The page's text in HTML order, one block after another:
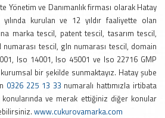
Yönetim ve Danımanlık firması olarak Hatay
kurulan ve 12 yıldır faaliyette olan
marka tescil, patent tescil, tasarım tescil,
tescil, gln numarası tescil, domain
Iso 14001, Iso 45001 ve Iso 22716 GMP
bir şekilde sunmaktayız. Hatay şube
0326 225 13 33 numaralı hattımızla irtibata
ve merak ettiğiniz diğer konular
www.cukurovamarka.com